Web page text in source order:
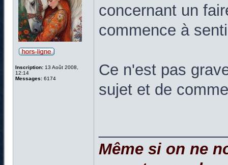
Inscription: 13 Août 2008,
12:14
Messages: 6174
concernant un
commence à
Ce n'est pas
sujet et de
Même si on ne